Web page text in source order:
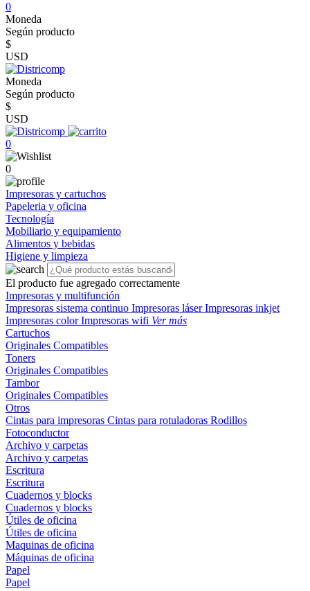
0
Moneda
Según producto
$
USD
Moneda
Según producto
$
USD
0
0
Impresoras y cartuchos
Papeleria y oficina
Tecnología
Mobiliario y equipamiento
Alimentos y bebidas
Higiene y limpieza
El producto fue agregado correctamente
Impresoras y multifunción
Impresoras sistema continuo Impresoras láserImpresoras inkjet
Impresoras colorImpresoras wifi Ver más
Cartuchos
Originales Compatibles
Toners
Originales Compatibles
Tambor
Originales Compatibles
Otros
Cintas para impresoras Cintas para rotuladoras Rodillos
Fotoconductor
Archivo y carpetas
Archivo y carpetas
Escritura
Escritura
Cuadernos y blocks
Cuadernos y blocks
Útiles de oficina
Útiles de oficina
Maquinas de oficina
Máquinas de oficina
Papel
Papel